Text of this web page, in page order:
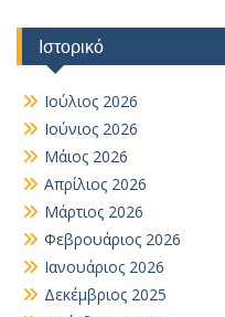
Ιστορικό
Ιούλιος 2026
Ιούνιος 2026
Μάιος 2026
Απρίλιος 2026
Μάρτιος 2026
Φεβρουάριος 2026
Ιανουάριος 2026
Δεκέμβριος 2025